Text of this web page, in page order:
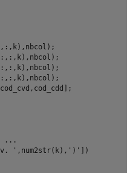
...
' ,num2str(k), ')' ])